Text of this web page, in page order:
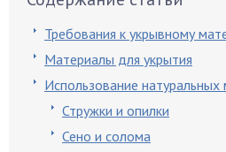
Требования к укрывному
Материалы для укрытия
Использование натуральных
Стружки и опилки
Сено и солома